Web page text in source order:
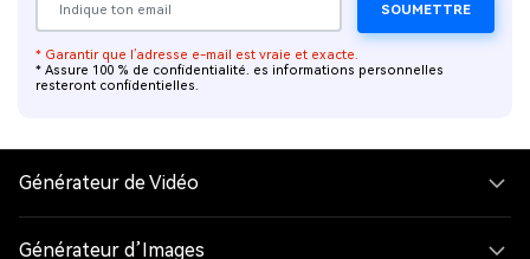
SOUMETTRE
* Garantir que l’adresse e-mail est vraie et exacte.
* Assure 100 % de confidentialité. es informations personnelles
resteront confidentielles.
Générateur de Vidéo
Générateur d’Images